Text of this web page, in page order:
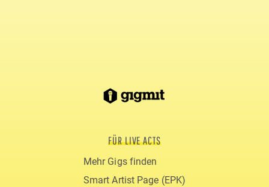
FÜR LIVE ACTS
Mehr Gigs finden
Smart Artist Page (EPK)